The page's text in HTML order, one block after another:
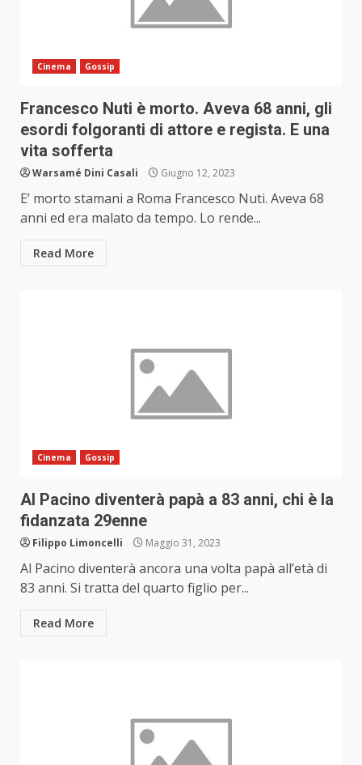
Cinema Gossip
Francesco Nuti è morto. Aveva 68 anni, gli
esordi folgoranti di attore e regista. E una
vita sofferta
Warsamé Dini Casali Giugno 12, 2023
E’ morto stamani a Roma Francesco Nuti. Aveva 68
anni ed era malato da tempo. Lo rende...
Read More
Cinema Gossip
Al Pacino diventerà papà a 83 anni, chi è la
fidanzata 29enne
Filippo Limoncelli Maggio 31, 2023
Al Pacino diventerà ancora una volta papà all’età di
83 anni. Si tratta del quarto figlio per...
Read More